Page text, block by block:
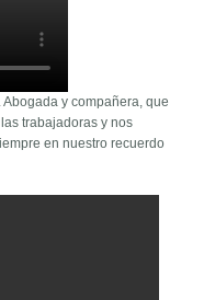
y compañera, que
trabajadoras y nos
en nuestro recuerdo